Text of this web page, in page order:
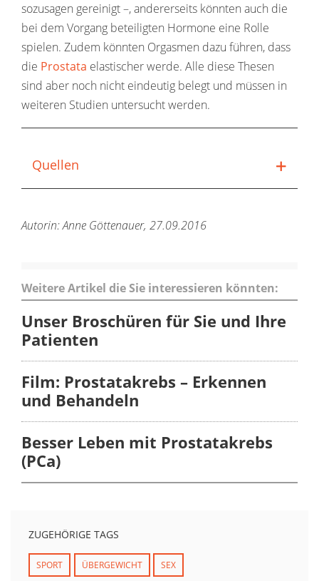
sozusagen gereinigt –, andererseits könnten auch die
bei dem Vorgang beteiligten Hormone eine Rolle
spielen. Zudem könnten Orgasmen dazu führen, dass
die Prostata elastischer werde. Alle diese Thesen
sind aber noch nicht eindeutig belegt und müssen in
weiteren Studien untersucht werden.
Quellen
Autorin: Anne Göttenauer, 27.09.2016
Weitere Artikel die Sie interessieren könnten:
Unser Broschüren für Sie und Ihre
Patienten
Film: Prostatakrebs – Erkennen
und Behandeln
Besser Leben mit Prostatakrebs
(PCa)
ZUGEHÖRIGE TAGS
SPORT ÜBERGEWICHT SEX